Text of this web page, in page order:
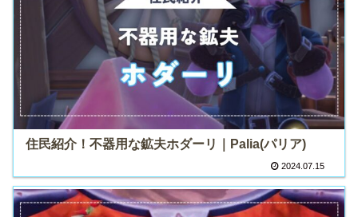
住民紹介！不器用な鉱夫ホダーリ｜Palia(パリア)
2024.07.15